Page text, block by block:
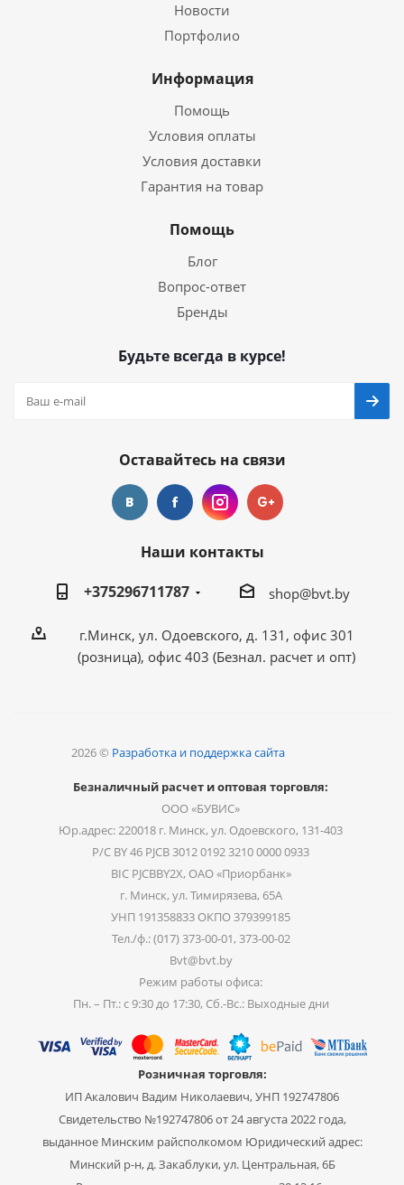
Новости
Портфолио
Информация
Помощь
Условия оплаты
Условия доставки
Гарантия на товар
Помощь
Блог
Вопрос-ответ
Бренды
Будьте всегда в курсе!
Оставайтесь на связи
Наши контакты
+375296711787
shop@bvt.by
г.Минск, ул. Одоевского, д. 131, офис 301
(розница), офис 403 (Безнал. расчет и опт)
2026 © Разработка и поддержка сайта
Безналичный расчет и оптовая торговля:
ООО «БУВИС»
Юр.адрес: 220018 г. Минск, ул. Одоевского, 131-403
Р/С BY 46 PJCB 3012 0192 3210 0000 0933
BIC PJCBBY2X, ОАО «Приорбанк»
г. Минск, ул. Тимирязева, 65А
УНП 191358833 ОКПО 379399185
Тел./ф.: (017) 373-00-01, 373-00-02
Bvt@bvt.by
Режим работы офиса:
Пн. – Пт.: с 9:30 до 17:30, Сб.-Вс.: Выходные дни
Розничная торговля:
ИП Акалович Вадим Николаевич, УНП 192747806
Свидетельство №192747806 от 24 августа 2022 года,
выданное Минским райсполкомом Юридический адрес:
Минский р-н, д. Закаблуки, ул. Центральная, 6Б